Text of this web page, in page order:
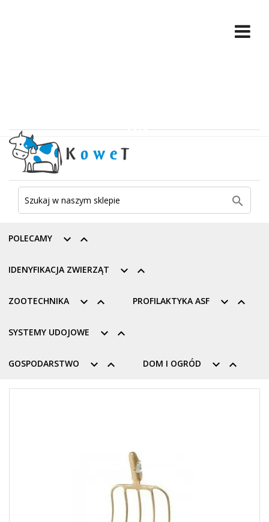

 
POLECAMY
 
IDENYFIKACJA ZWIERZĄT
 
ZOOTECHNIKA  
PROFILAKTYKA ASF
 
SYSTEMY UDOJOWE
 
GOSPODARSTWO  
DOM I OGRÓD